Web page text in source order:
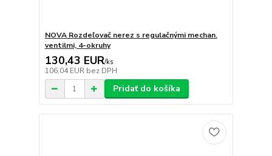
NOVA Rozdeľovač nerez s regulačnými mechan.
ventilmi, 4-okruhy
130,43 EUR/ks
106,04 EUR bez DPH
Pridať do košíka